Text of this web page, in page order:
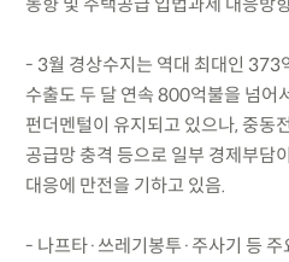
- 3월 경상수지는 역대 최대인 373
수출도 두 달 연속 800억불을 넘어
펀더멘털이 유지되고 있으나, 중동
공급망 충격 등으로 일부 경제부담
대응에 만전을 기하고 있음.
- 나프타·쓰레기봉투·주사기 등 주